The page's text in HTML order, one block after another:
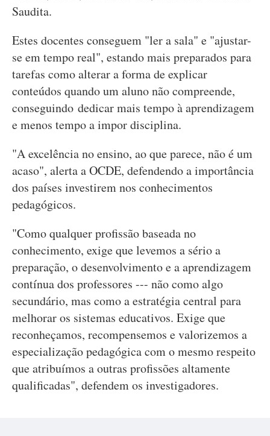
Saudita.
Estes docentes conseguem "ler a sala" e "ajustar-
se em tempo real", estando mais preparados para
tarefas como alterar a forma de explicar
conteúdos quando um aluno não compreende,
conseguindo dedicar mais tempo à aprendizagem
e menos tempo a impor disciplina.
"A excelência no ensino, ao que parece, não é um
acaso", alerta a OCDE, defendendo a importância
dos países investirem nos conhecimentos
pedagógicos.
"Como qualquer profissão baseada no
conhecimento, exige que levemos a sério a
preparação, o desenvolvimento e a aprendizagem
contínua dos professores --- não como algo
secundário, mas como a estratégia central para
melhorar os sistemas educativos. Exige que
reconheçamos, recompensemos e valorizemos a
especialização pedagógica com o mesmo respeito
que atribuímos a outras profissões altamente
qualificadas", defendem os investigadores.